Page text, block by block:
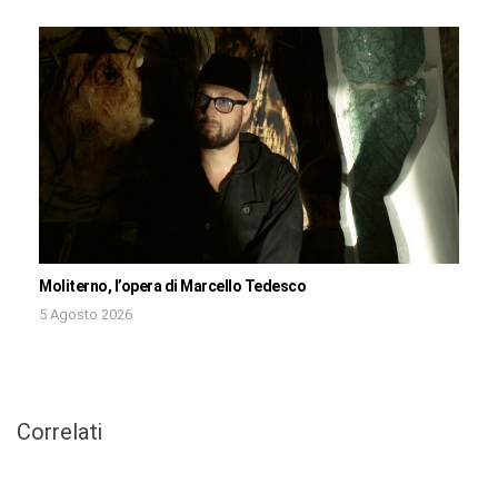
Moliterno, l’opera di Marcello Tedesco
5 Agosto 2026
Correlati